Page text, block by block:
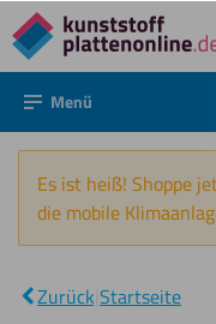
Direkt
zum
Inhalt
Menü
Es ist heiß! Shoppe
die mobile
Zurück Startseite
GS
transparent